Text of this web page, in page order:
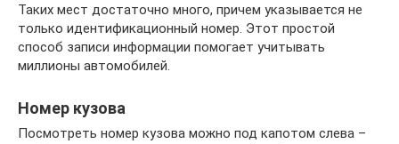
Таких мест достаточно много, причем указывается не
только идентификационный номер. Этот простой
способ записи информации помогает учитывать
миллионы автомобилей.
Номер кузова
Посмотреть номер кузова можно под капотом слева –